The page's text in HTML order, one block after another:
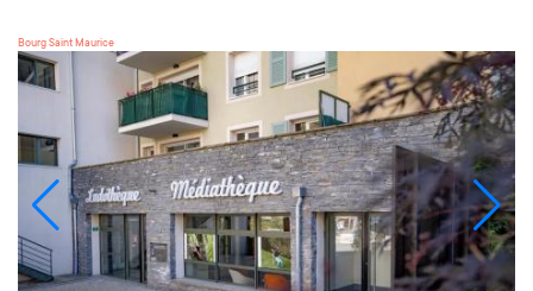
Bourg Saint Maurice